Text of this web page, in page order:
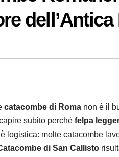
dell’Antica
catacombe di Roma non è il
subito perché felpa
logistica: molte catacombe
di San Callisto